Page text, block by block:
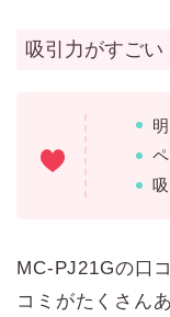
吸引力がすごい
MC-PJ21Gの口
コミがたくさん